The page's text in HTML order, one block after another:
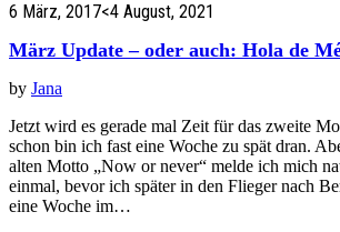
6 März, 2017<4 August, 2021
März Update – oder auch: Hola de
by Jana
Jetzt wird es gerade mal Zeit für das zweite
schon bin ich fast eine Woche zu spät dran.
alten Motto „Now or never“ melde ich mich
einmal, bevor ich später in den Flieger nach
eine Woche im…